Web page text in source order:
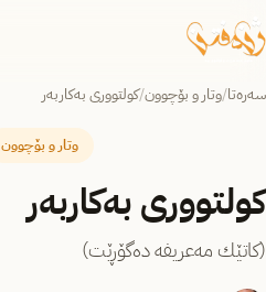
سەرەتا/وتار و بۆچوون/کولتووری بەکاربەر
وتار و بۆچوون
کولتووری بەکاربەر
(كاتێك مەعریفە دەگۆڕێت)